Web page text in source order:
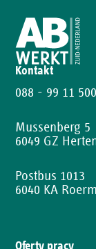
Kontakt
088 - 99 11 500
Mussenberg 5
6049 GZ
Postbus 1013
6040 KA
Oferty pracy